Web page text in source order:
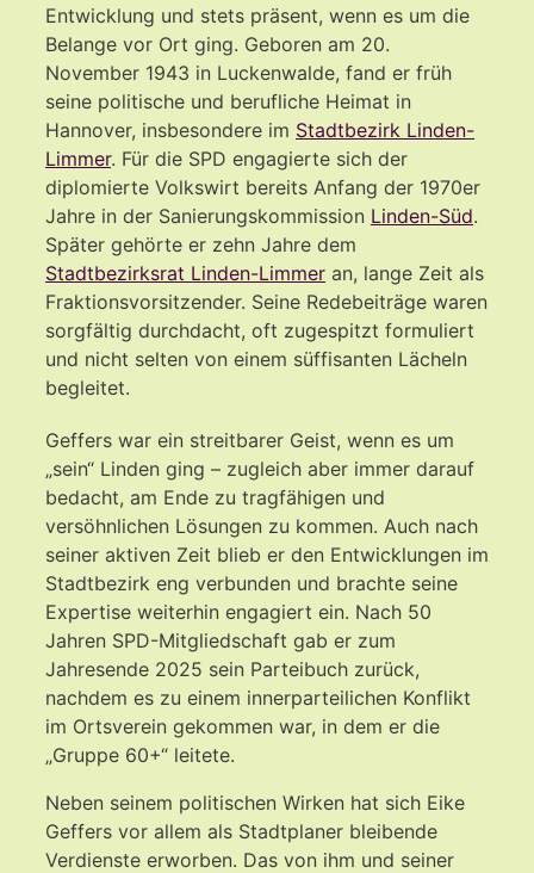
Entwicklung und stets präsent, wenn es um die
Belange vor Ort ging. Geboren am 20.
November 1943 in Luckenwalde, fand er früh
seine politische und berufliche Heimat in
Hannover, insbesondere im Stadtbezirk Linden-
Limmer. Für die SPD engagierte sich der
diplomierte Volkswirt bereits Anfang der 1970er
Jahre in der Sanierungskommission Linden-Süd.
Später gehörte er zehn Jahre dem
Stadtbezirksrat Linden-Limmer an, lange Zeit als
Fraktionsvorsitzender. Seine Redebeiträge waren
sorgfältig durchdacht, oft zugespitzt formuliert
und nicht selten von einem süffisanten Lächeln
begleitet.
Geffers war ein streitbarer Geist, wenn es um
„sein“ Linden ging – zugleich aber immer darauf
bedacht, am Ende zu tragfähigen und
versöhnlichen Lösungen zu kommen. Auch nach
seiner aktiven Zeit blieb er den Entwicklungen im
Stadtbezirk eng verbunden und brachte seine
Expertise weiterhin engagiert ein. Nach 50
Jahren SPD-Mitgliedschaft gab er zum
Jahresende 2025 sein Parteibuch zurück,
nachdem es zu einem innerparteilichen Konflikt
im Ortsverein gekommen war, in dem er die
„Gruppe 60+“ leitete.
Neben seinem politischen Wirken hat sich Eike
Geffers vor allem als Stadtplaner bleibende
Verdienste erworben. Das von ihm und seiner